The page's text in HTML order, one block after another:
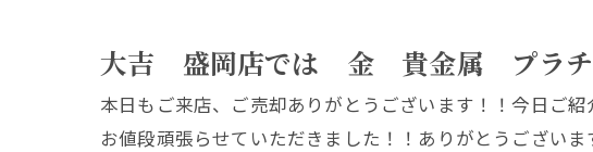
大吉 盛岡店では 金 貴金属 プラ
本日もご来店、ご売却ありがとうございます！！今日ご
お値段頑張らせていただきました！！ありがとうございま